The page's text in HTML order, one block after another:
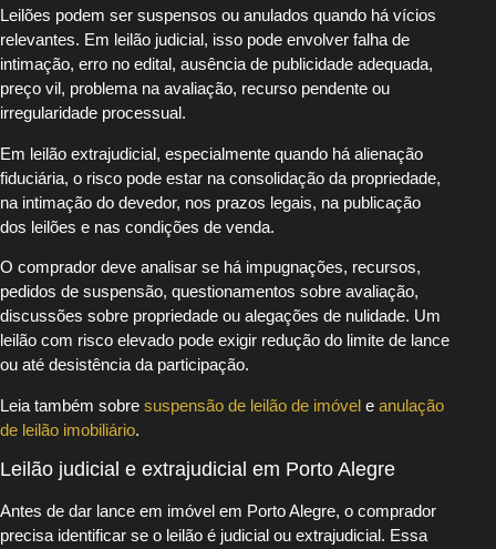
Leilões podem ser suspensos ou anulados quando há vícios
relevantes. Em leilão judicial, isso pode envolver falha de
intimação, erro no edital, ausência de publicidade adequada,
preço vil, problema na avaliação, recurso pendente ou
irregularidade processual.
Em leilão extrajudicial, especialmente quando há alienação
fiduciária, o risco pode estar na consolidação da propriedade,
na intimação do devedor, nos prazos legais, na publicação
dos leilões e nas condições de venda.
O comprador deve analisar se há impugnações, recursos,
pedidos de suspensão, questionamentos sobre avaliação,
discussões sobre propriedade ou alegações de nulidade. Um
leilão com risco elevado pode exigir redução do limite de lance
ou até desistência da participação.
Leia também sobre suspensão de leilão de imóvel e anulação
de leilão imobiliário.
Leilão judicial e extrajudicial em Porto Alegre
Antes de dar lance em imóvel em Porto Alegre, o comprador
precisa identificar se o leilão é judicial ou extrajudicial. Essa